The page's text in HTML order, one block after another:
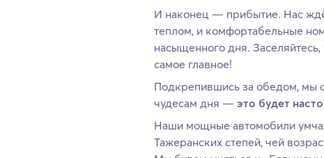
И наконец — прибытие. Нас
теплом, и комфортабельные
насыщенного дня.
самое главное!
Подкрепившись за обедом, мы
чудесам дня — это будет
Наши мощные автомобили
Тажеранских степей, чей